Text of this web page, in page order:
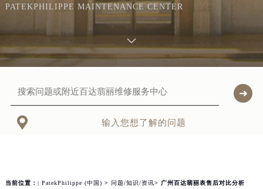
PATEKPHILIPPE MAINTENANCE CENTER
 输入您想了解的问题
当前位置： | PatekPhilippe (中国) > 问题/知识/资讯> 广州百达翡丽表售后对比分析